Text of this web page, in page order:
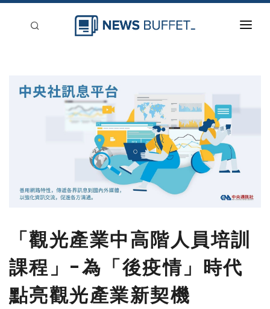
「觀光產業中高階人員培訓
課程」-為「後疫情」時代
點亮觀光產業新契機